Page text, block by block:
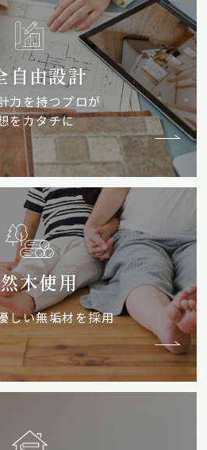
自由設計
力を持つプロが
をカタチに
木使用
しい無垢材を採用